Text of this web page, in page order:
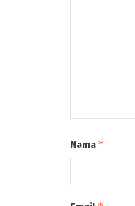
Nama *